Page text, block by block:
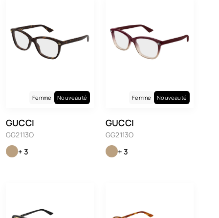
Femme Nouveauté
GUCCI
GG2113O
+ 3
Femme Nouveauté
GUCCI
GG2113O
+ 3